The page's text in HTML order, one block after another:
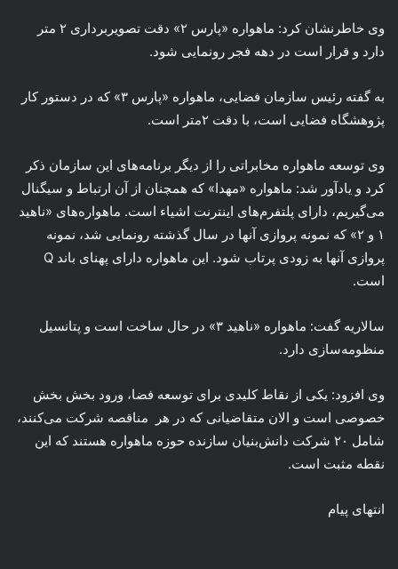
وی خاطرنشان کرد: ماهواره «پارس ۲» دقت تصویربرداری ۲ متر
دارد و قرار است در دهه فجر رونمایی شود.
به گفته رئیس‌ سازمان فضایی، ماهواره «پارس ۳» که در دستور کار
پژوهشگاه فضایی است، با دقت ۲متر است.
وی توسعه ماهواره مخابراتی را از دیگر برنامه‌های این سازمان ذکر
کرد و یادآور شد: ماهواره «مهدا» که همچنان از آن ارتباط و سیگنال
می‌گیریم، دارای پلتفرم‌های اینترنت اشیاء است. ماهواره‌های «ناهید
۱ و ۲» که نمونه پروازی آنها در سال گذشته رونمایی شد، نمونه
پروازی آنها به زودی پرتاب شود. این ماهواره دارای پهنای باند Q
است.
سالاریه گفت: ماهواره «ناهید ۳» در حال ساخت است و پتانسیل
منظومه‌سازی دارد.
وی افزود: یکی از نقاط کلیدی برای توسعه فضا، ورود بخش بخش
خصوصی است و الان متقاضیانی که در هر مناقصه شرکت می‌کنند،
شامل ۲۰ شرکت دانش‌بنیان سازنده حوزه ماهواره هستند که این
نقطه مثبت است.
انتهای پیام